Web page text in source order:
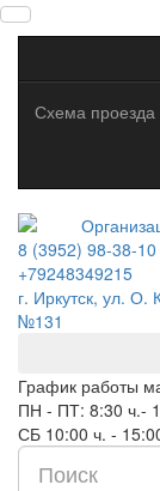
Схема проезда
8 (3952) 98-38-10
+79248349215
г. Иркутск, ул. О.
№131
График работы
ПН - ПТ: 8:30 ч.-
СБ 10:00 ч. -